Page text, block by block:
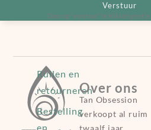
Verstuur
Door op “verstuur” te klikken geef
Ruilen en
retourneren
Bestelling
en
Over ons
Tan Obsession
verkoopt al ruim
twaalf jaar